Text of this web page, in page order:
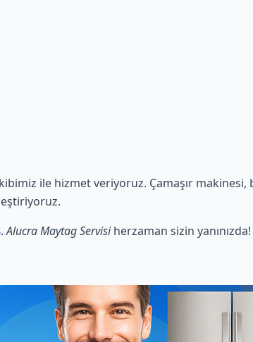
ile hizmet veriyoruz. Çamaşır makinesi,
.Alucra Maytag Servisiherzaman sizin yanınızda!